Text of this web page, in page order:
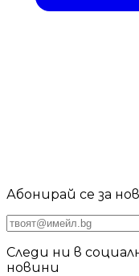
Абонирай се за
Следи ни в
новини